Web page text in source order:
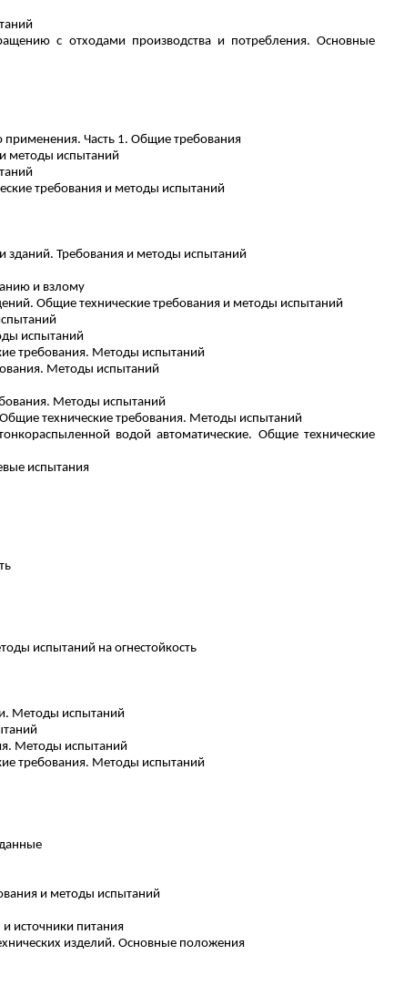
с отходами производства и потребления. Основные
применения. Часть 1. Общие требования
методы испытаний
требования и методы испытаний
зданий. Требования и методы испытаний
и взлому
Общие технические требования и методы испытаний
испытаний
требования. Методы испытаний
Методы испытаний
Методы испытаний
технические требования. Методы испытаний
водой автоматические. Общие технические
испытания
испытаний на огнестойкость
Методы испытаний
Методы испытаний
требования. Методы испытаний
и методы испытаний
источники питания
изделий. Основные положения